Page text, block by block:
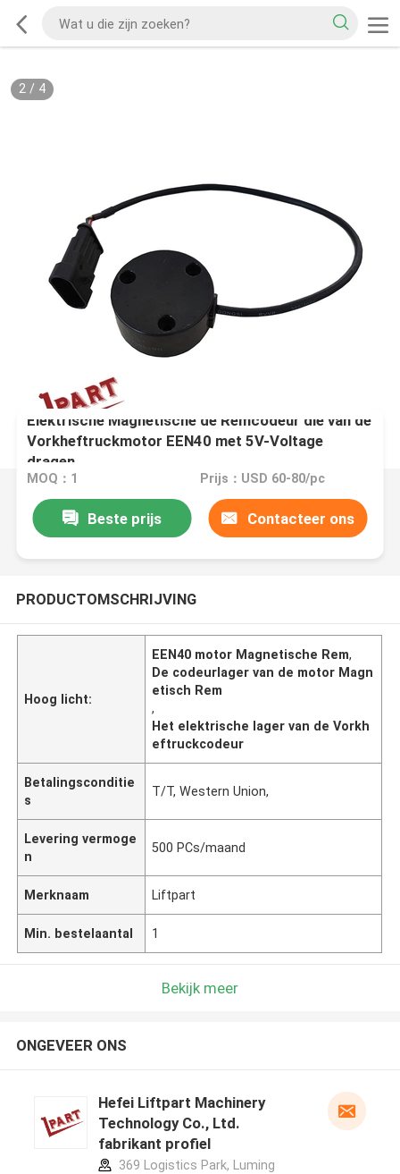
2/ 4
Elektrische Magnetische de Remcodeur die van de
Vorkheftruckmotor EEN40 met 5V-Voltage
dragen
MOQ：1 Prijs：USD 60-80/pc
Beste prijs Contacteer ons
PRODUCTOMSCHRIJVING
Hoog licht:
EEN40 motor Magnetische Rem,
De codeurlager van de motor Magn
etisch Rem
,
Het elektrische lager van de Vorkh
eftruckcodeur
Betalingsconditie
s
T/T, Western Union,
Levering vermoge
n
500 PCs/maand
Merknaam Liftpart
Min. bestelaantal 1
Bekijk meer
ONGEVEER ONS
Hefei Liftpart Machinery
Technology Co., Ltd.
fabrikant profiel
369 Logistics Park, Luming